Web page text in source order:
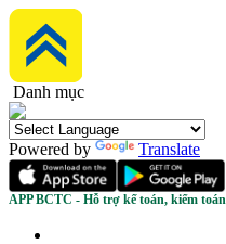
Danh mục
Powered by Translate
APP BCTC - Hỗ trợ kế toán, kiểm toán